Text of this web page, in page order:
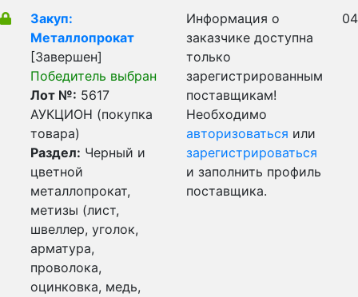
Закуп:
Металлопрокат
[Завершен]
Победитель выбран
Лот №: 5617
АУКЦИОН (покупка
товара)
Раздел: Черный и
цветной
металлопрокат,
метизы (лист,
швеллер, уголок,
арматура,
проволока,
оцинковка, медь,
Информация о
заказчике доступна
только
зарегистрированным
поставщикам!
Необходимо
авторизоваться или
зарегистрироваться
и заполнить профиль
поставщика.